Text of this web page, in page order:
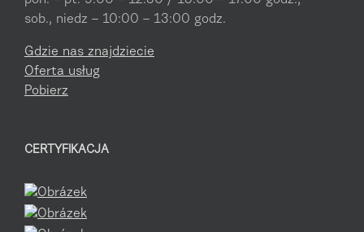
sob., niedz – 10:00 – 13:00 godz.
Gdzie nas znajdziecie
Oferta usług
Pobierz
CERTYFIKACJA